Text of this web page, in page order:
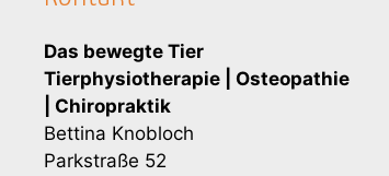
Das bewegte Tier
Tierphysiotherapie | Osteopathie
| Chiropraktik
Bettina Knobloch
Parkstraße 52